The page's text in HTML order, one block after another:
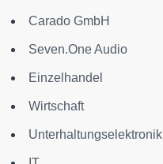
Carado GmbH
Seven.One Audio
Einzelhandel
Wirtschaft
Unterhaltungselektronik